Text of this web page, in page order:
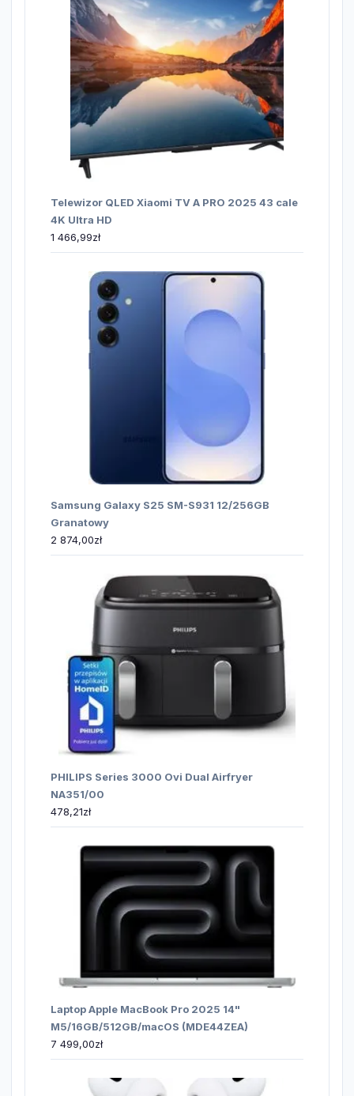
Telewizor QLED Xiaomi TV A PRO 2025 43 cale
4K Ultra HD
1 466,99zł
Samsung Galaxy S25 SM-S931 12/256GB
Granatowy
2 874,00zł
PHILIPS Series 3000 Ovi Dual Airfryer
NA351/00
478,21zł
Laptop Apple MacBook Pro 2025 14"
M5/16GB/512GB/macOS (MDE44ZEA)
7 499,00zł